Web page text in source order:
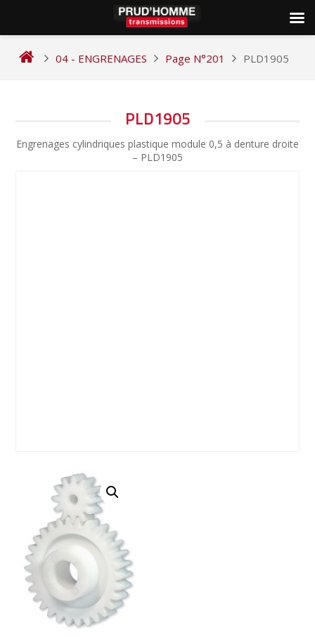
04 - ENGRENAGES Page N°201 PLD1905
PLD1905
Engrenages cylindriques plastique module 0,5 à denture droite
– PLD1905
DE